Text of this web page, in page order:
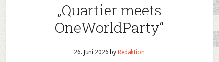
„Quartier meets
OneWorldParty“
26. Juni 2026 by Redaktion